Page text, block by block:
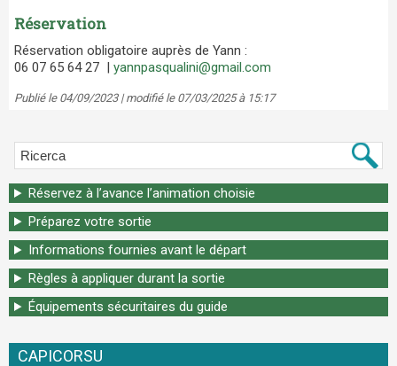
Réservation
Réservation obligatoire auprès de Yann :
06 07 65 64 27 | yannpasqualini@gmail.com
Publié le 04/09/2023 | modifié le 07/03/2025 à 15:17
Réservez à l’avance l’animation choisie
Préparez votre sortie
Informations fournies avant le départ
Règles à appliquer durant la sortie
Équipements sécuritaires du guide
CAPICORSU